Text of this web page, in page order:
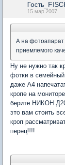
15 мар 2007
А на фотоапарат
приемлемого
Ну не нужно так
фотки в семейный
даже А4
кропе на
берите НИКОН
это вам стоить
кроп
перец!!!!